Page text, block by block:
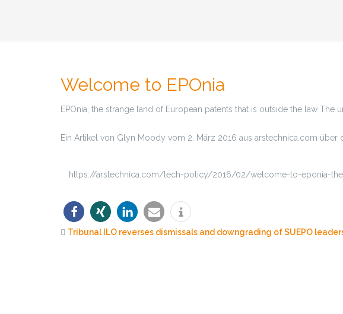
Welcome to EPOnia
EPOnia, the strange land of European patents that is outside the law The
Ein Artikel von Glyn Moody vom 2. März 2016 aus arstechnica.com über
https://arstechnica.com/tech-policy/2016/02/welcome-to-eponia-
Tribunal ILO reverses dismissals and downgrading of SUEPO